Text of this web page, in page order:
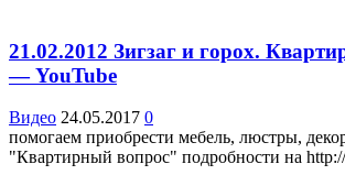
21.02.2012 Зигзаг и горох.
— YouTube
Видео 24.05.2017 0
помогаем приобрести мебель, люстры,
"Квартирный вопрос" подробности на